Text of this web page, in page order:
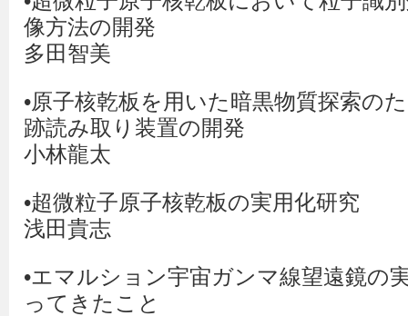
像方法の開発
多田智美
•原子核乾板を用いた暗黒物質探索の
跡読み取り装置の開発
小林龍太
•超微粒子原子核乾板の実用化研究
浅田貴志
•エマルション宇宙ガンマ線望遠鏡の
ってきたこと